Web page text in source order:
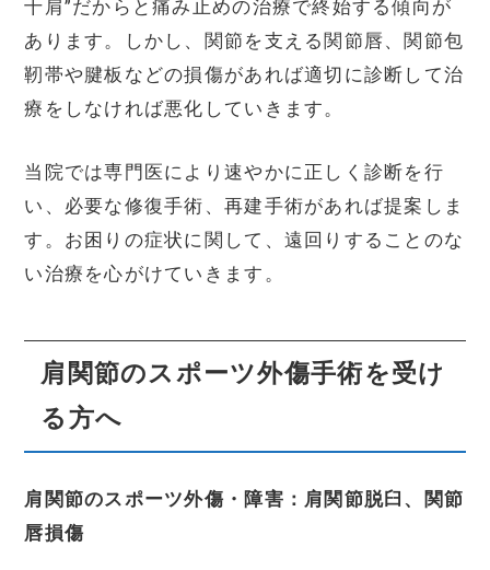
十肩”だからと痛み止めの治療で終始する傾向が
あります。しかし、関節を支える関節唇、関節包
靭帯や腱板などの損傷があれば適切に診断して治
療をしなければ悪化していきます。
当院では専門医により速やかに正しく診断を行
い、必要な修復手術、再建手術があれば提案しま
す。お困りの症状に関して、遠回りすることのな
い治療を心がけていきます。
肩関節のスポーツ外傷手術を受け
る方へ
肩関節のスポーツ外傷・障害：肩関節脱臼、関節
唇損傷